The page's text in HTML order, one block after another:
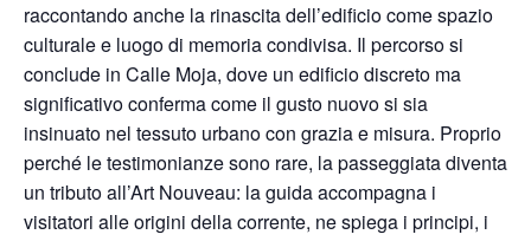
raccontando anche la rinascita dell’edificio come spazio
culturale e luogo di memoria condivisa. Il percorso si
conclude in Calle Moja, dove un edificio discreto ma
significativo conferma come il gusto nuovo si sia
insinuato nel tessuto urbano con grazia e misura. Proprio
perché le testimonianze sono rare, la passeggiata diventa
un tributo all’Art Nouveau: la guida accompagna i
visitatori alle origini della corrente, ne spiega i principi, i